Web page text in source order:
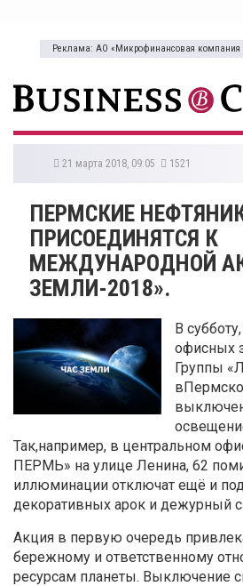
Реклама: АО «Микрофинансовая компания
21 марта 2018, 09:05 1521
ПЕРМСКИЕ
ПРИСОЕДИНЯТСЯ К
МЕЖДУНАРОДНОЙ
ЗЕМЛИ-2018».
В
офисных
Группы
Так,например, в центральном
ПЕРМЬ» на улице Ленина, 62
иллюминации отключат ещё и
декоративных арок и дежурный
Акция в первую очередь
бережному и ответственному
ресурсам планеты. Выключение